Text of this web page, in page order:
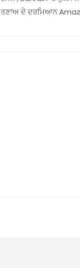
ਤਣਾਅ ਦੇ ਦਰਮਿਆਨ